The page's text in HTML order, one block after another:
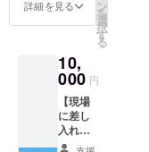
督＆
画」に
つい
て〜 ・
収録時
間：約1
分 ・提
供方
す。 提
供中の
真、現
場メン
バーか
らのお
礼の手
書き
メッ
詳細を見る ン
を
選
択
す
る
10,
000 円
【現場
に差し
入れで
きる権